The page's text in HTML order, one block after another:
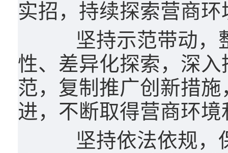
实招，持续探索营商
坚持示范带动，整
性、差异化探索，深
范，复制推广创新措
进，不断取得营商环
坚持依法依规，保